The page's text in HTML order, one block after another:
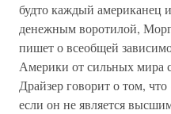
будто каждый американец
денежным воротилой,
пишет о всеобщей
Америки от сильных мира
Драйзер говорит о том,
если он не является